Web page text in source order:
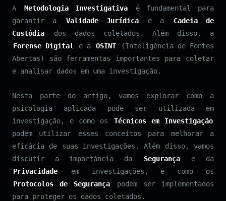
A Metodologia Investigativa
é fundamental para
garantir a
Validade Jurídica e a
Cadeia de
Custódia
dos dados coletados. Além disso, a
Forense Digital
e a OSINT
(Inteligência de Fontes
Abertas) são ferramentas importantes para coletar
e analisar dados em uma investigação.
Nesta parte do artigo, vamos explorar como a
psicologia aplicada pode ser utilizada em
investigação, e como os
Técnicos em Investigação
podem utilizar esses conceitos para melhorar a
eficácia de suas investigações. Além disso, vamos
discutir a importância da
Segurança
e da
Privacidade
em investigações, e como os
Protocolos de Segurança
podem ser implementados
para proteger os dados coletados.